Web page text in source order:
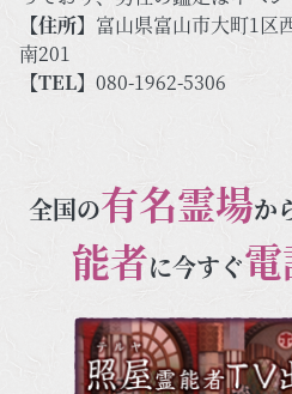
【住所】 富山県富山市大町1
南201
【TEL】 080-1962-5306
全国の有名霊場か
能者に今すぐ